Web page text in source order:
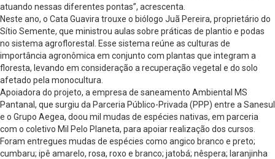
atuando nessas diferentes pontas”, acrescenta.
Neste ano, o Cata Guavira trouxe o biólogo Juã Pereira, proprietário do
Sítio Semente, que ministrou aulas sobre práticas de plantio e podas
no sistema agroflorestal. Esse sistema reúne as culturas de
importância agronômica em conjunto com plantas que integram a
floresta, levando em consideração a recuperação vegetal e do solo
afetado pela monocultura.
Apoiadora do projeto, a empresa de saneamento Ambiental MS
Pantanal, que surgiu da Parceria Público-Privada (PPP) entre a Sanesul
e o Grupo Aegea, doou mil mudas de espécies nativas, em parceria
com o coletivo Mil Pelo Planeta, para apoiar realização dos cursos.
Foram entregues mudas de espécies como angico branco e preto;
cumbaru; ipê amarelo, rosa, roxo e branco; jatobá; nêspera; laranjinha